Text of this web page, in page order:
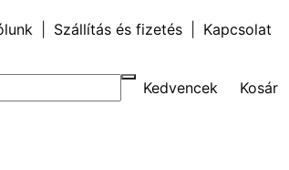
Szállítás és fizetés Kapcsolat
Kedvencek Kosár